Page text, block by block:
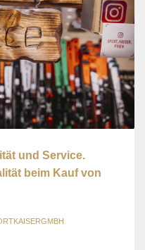
und Service.
beim Kauf von